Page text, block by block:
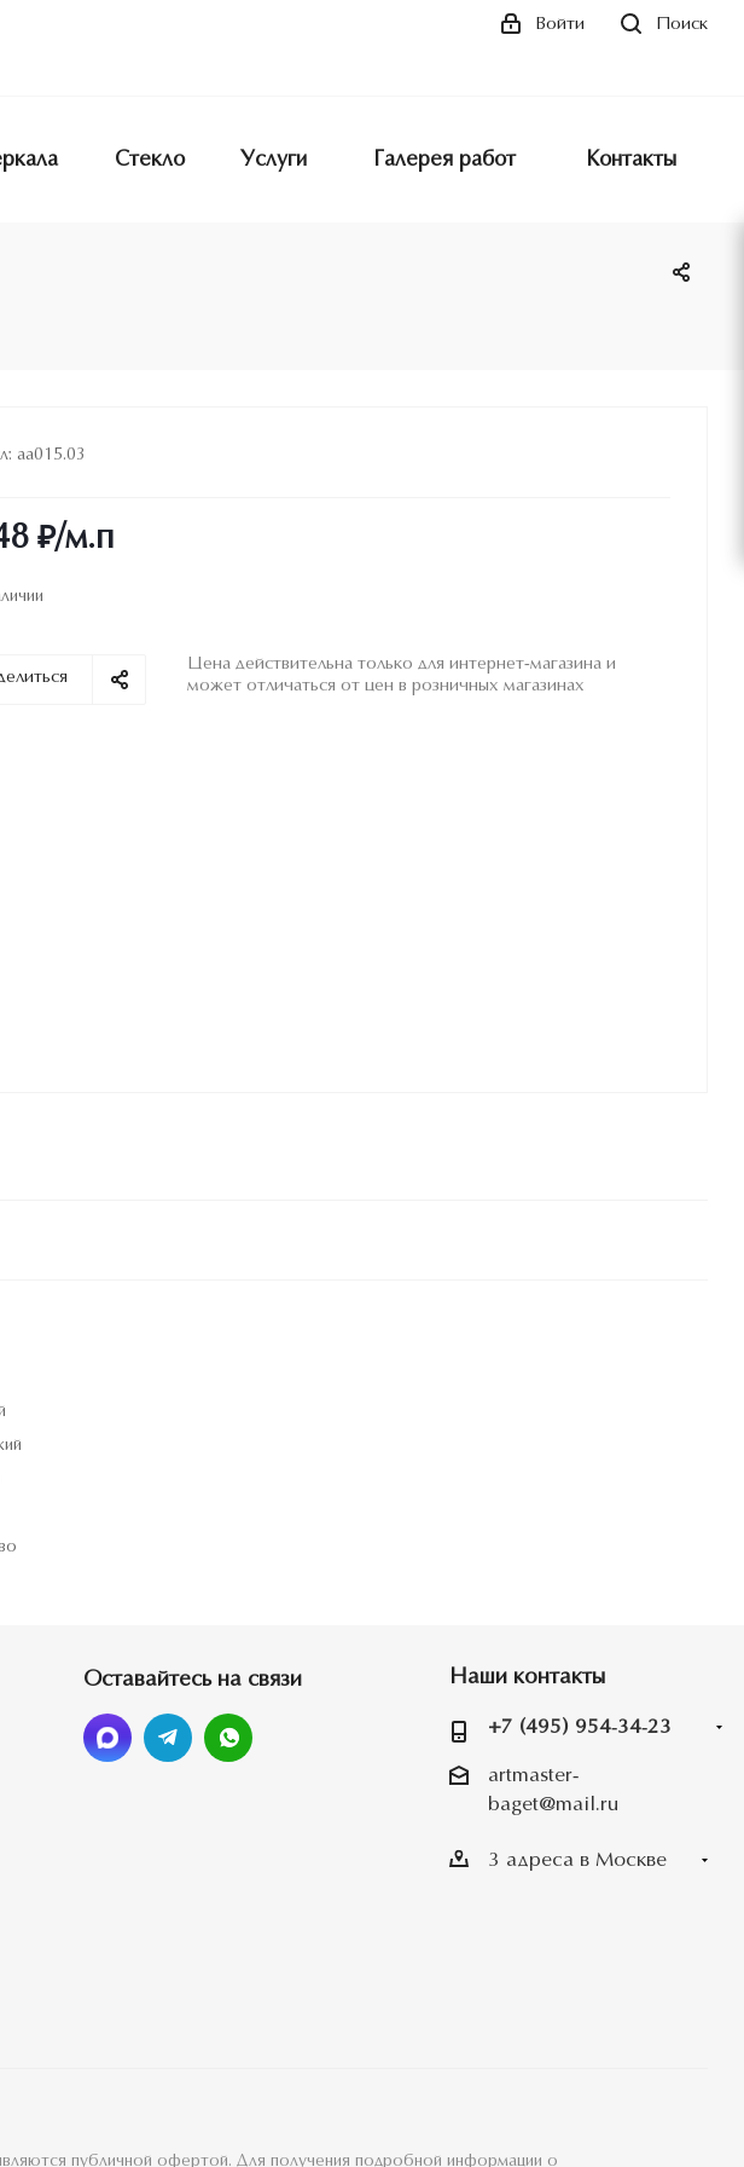
Поиск
Войти
Стекло Услуги Галерея работ Контакты
aa015.03
₽/м.п
Цена действительна только для интернет-магазина и
может отличаться от цен в розничных магазинах
Оставайтесь на связи Наши контакты
+7 (495) 954-34-23
artmaster-
baget@mail.ru
3 адреса в Москве
публичной офертой. Для получения подробной информации о